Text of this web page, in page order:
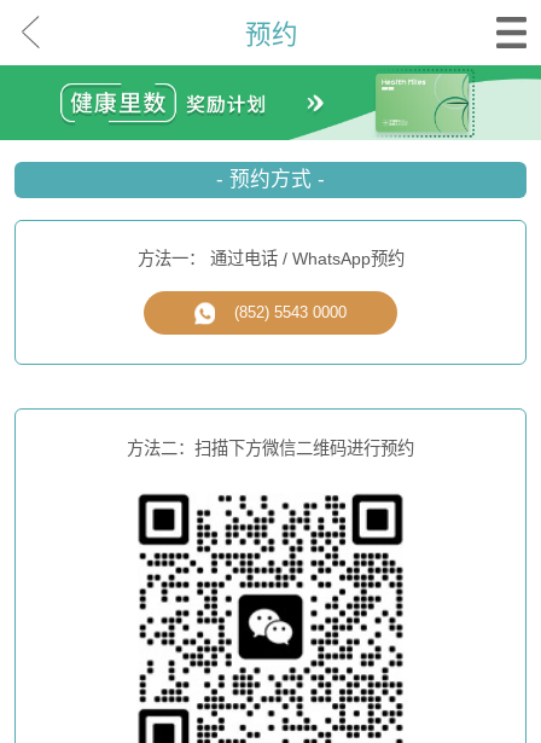
预约
- 预约方式 -
方法一： 通过电话 / WhatsApp预约
(852) 5543 0000
方法二：扫描下方微信二维码进行预约